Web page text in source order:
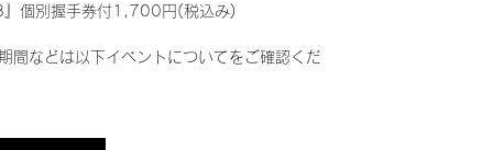
』個別握手券付1,700円(税込み)
間などは以下イベントについてをご確認くだ